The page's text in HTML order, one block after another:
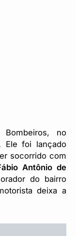
no
Ele foi lançado
socorrido com
Antônio de
do bairro
deixa a